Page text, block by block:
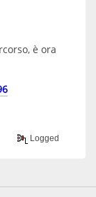
è ora
Logged